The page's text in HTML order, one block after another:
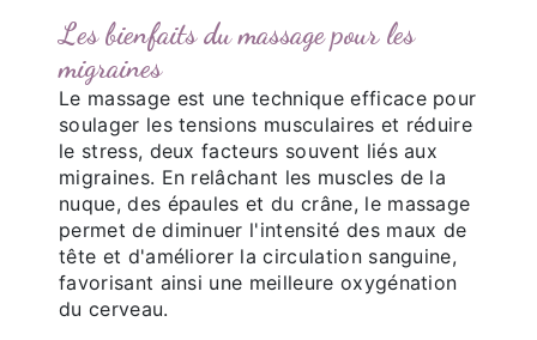
Les bienfaits du massage pour les
migraines
Le massage est une technique efficace pour
soulager les tensions musculaires et réduire
le stress, deux facteurs souvent liés aux
migraines. En relâchant les muscles de la
nuque, des épaules et du crâne, le massage
permet de diminuer l'intensité des maux de
tête et d'améliorer la circulation sanguine,
favorisant ainsi une meilleure oxygénation
du cerveau.